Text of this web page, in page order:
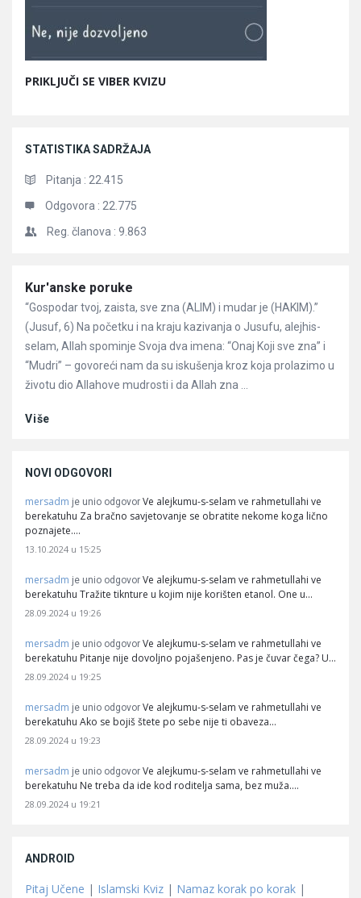
PRIKLJUČI SE VIBER KVIZU
STATISTIKA SADRŽAJA
Pitanja : 22.415
Odgovora : 22.775
Reg. članova : 9.863
Članci
Kur'anske poruke
“Gospodar tvoj, zaista, sve zna (ALIM) i mudar je (HAKIM).”
(Jusuf, 6) Na početku i na kraju kazivanja o Jusufu, alejhis-
selam, Allah spominje Svoja dva imena: “Onaj Koji sve zna” i
“Mudri” – govoreći nam da su iskušenja kroz koja prolazimo u
životu dio Allahove mudrosti i da Allah zna ...
Više
NOVI ODGOVORI
mersadm je unio odgovor Ve alejkumu-s-selam ve rahmetullahi ve
berekatuhu Za bračno savjetovanje se obratite nekome koga lično
poznajete.…
13.10.2024 u 15:25
mersadm je unio odgovor Ve alejkumu-s-selam ve rahmetullahi ve
berekatuhu Tražite tiknture u kojim nije korišten etanol. One u…
28.09.2024 u 19:26
mersadm je unio odgovor Ve alejkumu-s-selam ve rahmetullahi ve
berekatuhu Pitanje nije dovoljno pojašenjeno. Pas je čuvar čega? U…
28.09.2024 u 19:25
mersadm je unio odgovor Ve alejkumu-s-selam ve rahmetullahi ve
berekatuhu Ako se bojiš štete po sebe nije ti obaveza…
28.09.2024 u 19:23
mersadm je unio odgovor Ve alejkumu-s-selam ve rahmetullahi ve
berekatuhu Ne treba da ide kod roditelja sama, bez muža.…
28.09.2024 u 19:21
ANDROID
Pitaj Učene | Islamski Kviz | Namaz korak po korak |